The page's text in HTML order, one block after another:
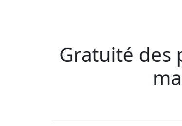
Gratuité des